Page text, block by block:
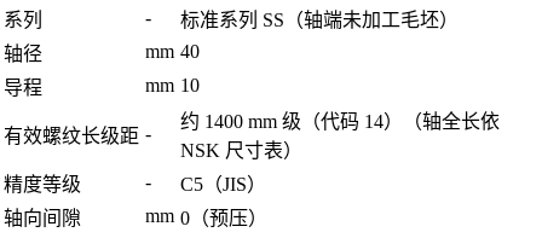
系列 -
标准系列 SS（轴端未加工毛坯）
轴径
mm 40
导程
mm 10
有效螺纹长级距 -
约 1400 mm 级（代码 14）（轴全长依
NSK 尺寸表）
精度等级
-
C5（JIS）
轴向间隙
mm 0（预压）